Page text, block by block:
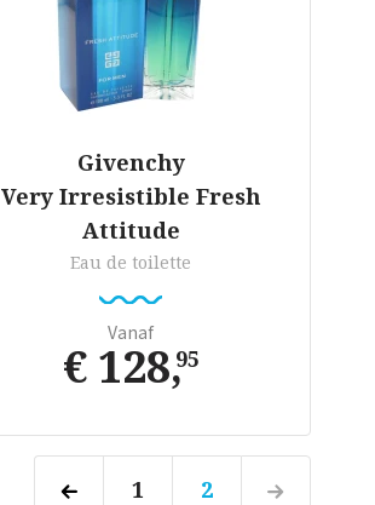
Givenchy
Very Irresistible Fresh
Attitude
Eau de toilette
Vanaf
€ 128,95
1 2